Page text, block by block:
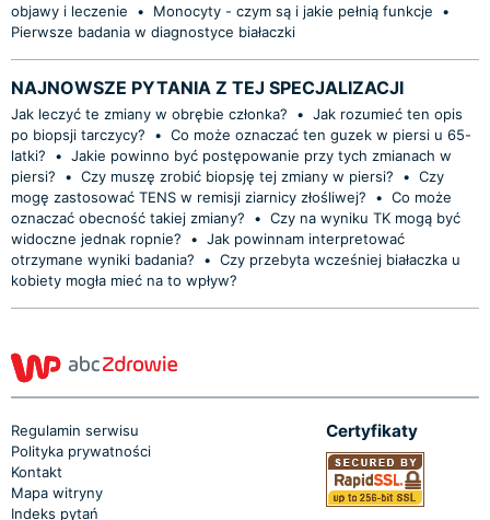
objawy i leczenie
• Monocyty - czym są i jakie pełnią funkcje
•
Pierwsze badania w diagnostyce białaczki
NAJNOWSZE PYTANIA Z TEJ SPECJALIZACJI
Jak leczyć te zmiany w obrębie członka? • Jak rozumieć ten opis
po biopsji tarczycy?
• Co może oznaczać ten guzek w piersi u 65-
latki?
• Jakie powinno być postępowanie przy tych zmianach w
piersi?
• Czy muszę zrobić biopsję tej zmiany w piersi? • Czy
mogę zastosować TENS w remisji ziarnicy złośliwej?
• Co może
oznaczać obecność takiej zmiany?
• Czy na wyniku TK mogą być
widoczne jednak ropnie?
• Jak powinnam interpretować
otrzymane wyniki badania?
• Czy przebyta wcześniej białaczka u
kobiety mogła mieć na to wpływ?
Regulamin serwisu
Polityka prywatności
Kontakt
Mapa witryny
Indeks pytań
Certyfikaty